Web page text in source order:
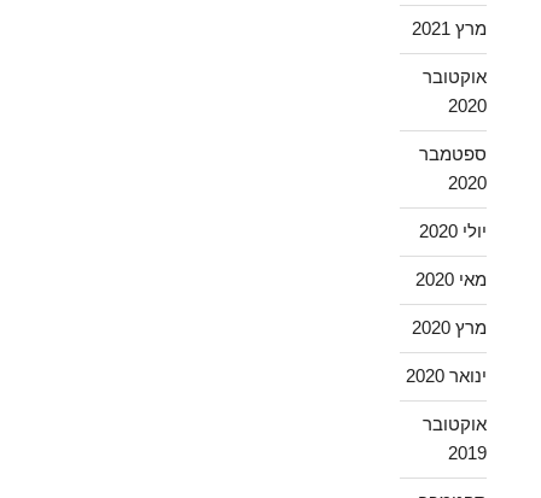
מרץ 2021
אוקטובר
2020
ספטמבר
2020
יולי 2020
מאי 2020
מרץ 2020
ינואר 2020
אוקטובר
2019